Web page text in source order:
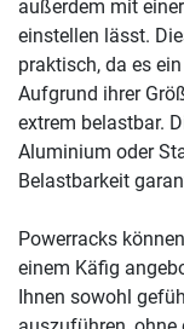
außerdem mit
einstellen lässt.
praktisch, da es
Aufgrund ihrer
extrem belastbar.
Aluminium oder
Belastbarkeit
Powerracks
einem Käfig
Ihnen sowohl